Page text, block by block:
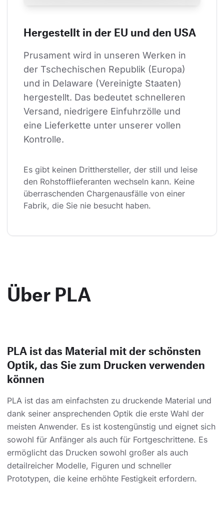
Hergestellt in der EU und den USA
Prusament wird in unseren Werken in
der Tschechischen Republik (Europa)
und in Delaware (Vereinigte Staaten)
hergestellt. Das bedeutet schnelleren
Versand, niedrigere Einfuhrzölle und
eine Lieferkette unter unserer vollen
Kontrolle.
Es gibt keinen Dritthersteller, der still und leise
den Rohstofflieferanten wechseln kann. Keine
überraschenden Chargenausfälle von einer
Fabrik, die Sie nie besucht haben.
Über PLA
PLA ist das Material mit der schönsten
Optik, das Sie zum Drucken verwenden
können
PLA ist das am einfachsten zu druckende Material und
dank seiner ansprechenden Optik die erste Wahl der
meisten Anwender. Es ist kostengünstig und eignet sich
sowohl für Anfänger als auch für Fortgeschrittene. Es
ermöglicht das Drucken sowohl großer als auch
detailreicher Modelle, Figuren und schneller
Prototypen, die keine erhöhte Festigkeit erfordern.